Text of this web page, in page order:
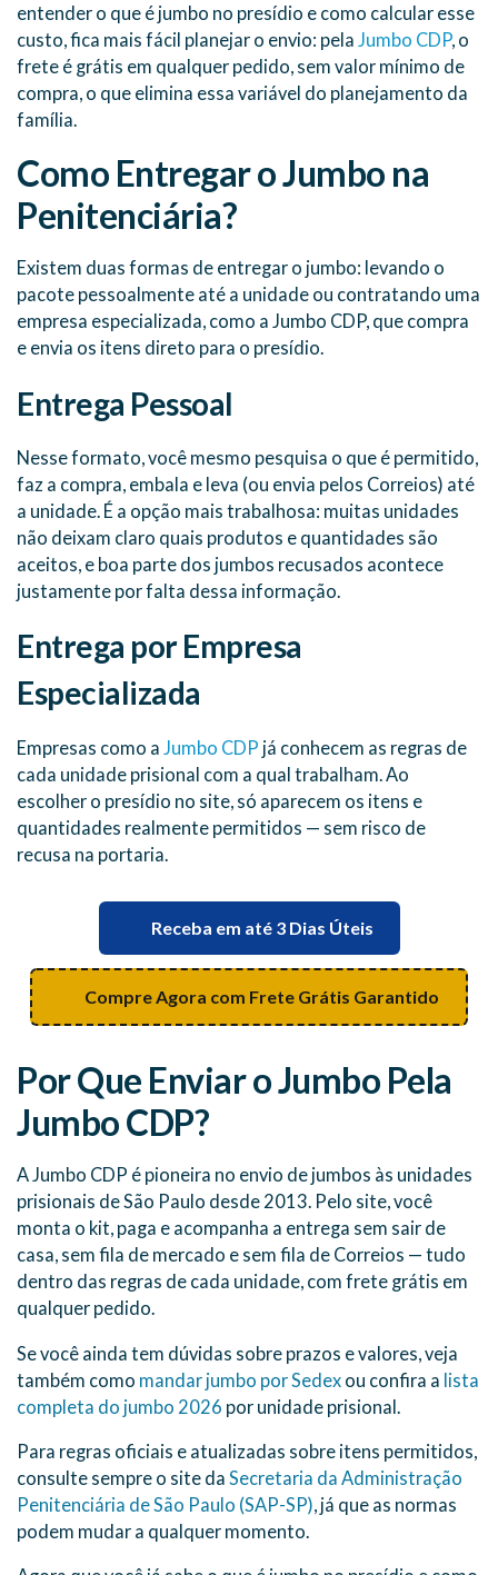
entender o que é jumbo no presídio e como calcular esse
custo, fica mais fácil planejar o envio: pela Jumbo CDP, o
frete é grátis em qualquer pedido, sem valor mínimo de
compra, o que elimina essa variável do planejamento da
família.
Como Entregar o Jumbo na
Penitenciária?
Existem duas formas de entregar o jumbo: levando o
pacote pessoalmente até a unidade ou contratando uma
empresa especializada, como a Jumbo CDP, que compra
e envia os itens direto para o presídio.
Entrega Pessoal
Nesse formato, você mesmo pesquisa o que é permitido,
faz a compra, embala e leva (ou envia pelos Correios) até
a unidade. É a opção mais trabalhosa: muitas unidades
não deixam claro quais produtos e quantidades são
aceitos, e boa parte dos jumbos recusados acontece
justamente por falta dessa informação.
Entrega por Empresa
Especializada
Empresas como a Jumbo CDP já conhecem as regras de
cada unidade prisional com a qual trabalham. Ao
escolher o presídio no site, só aparecem os itens e
quantidades realmente permitidos — sem risco de
recusa na portaria.
Receba em até 3 Dias Úteis
Compre Agora com Frete Grátis Garantido
Por Que Enviar o Jumbo Pela
Jumbo CDP?
A Jumbo CDP é pioneira no envio de jumbos às unidades
prisionais de São Paulo desde 2013. Pelo site, você
monta o kit, paga e acompanha a entrega sem sair de
casa, sem fila de mercado e sem fila de Correios — tudo
dentro das regras de cada unidade, com frete grátis em
qualquer pedido.
Se você ainda tem dúvidas sobre prazos e valores, veja
também como mandar jumbo por Sedex ou confira a lista
completa do jumbo 2026 por unidade prisional.
Para regras oficiais e atualizadas sobre itens permitidos,
consulte sempre o site da Secretaria da Administração
Penitenciária de São Paulo (SAP-SP), já que as normas
podem mudar a qualquer momento.